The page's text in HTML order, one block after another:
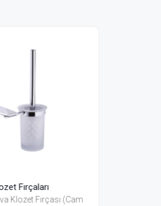
Klozet Fırçaları
Nova Black Klozet Fırçası